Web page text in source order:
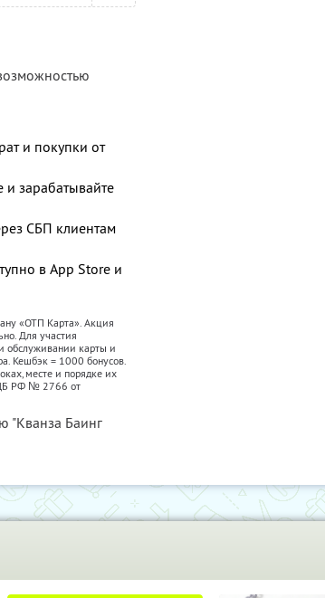
и покупки от
и зарабатывайте
СБП клиентам
в App Store и
«ОТП Карта». Акция
Для участия
обслуживании карты и
Кешбэк = 1000 бонусов.
месте и порядке их
РФ № 2766 от
"Кванза Баинг